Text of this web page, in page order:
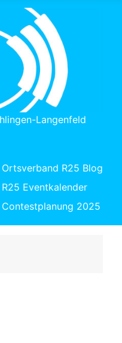
Langenfeld
Ortsverband R25 Blog
R25 Eventkalender
Contestplanung 2025